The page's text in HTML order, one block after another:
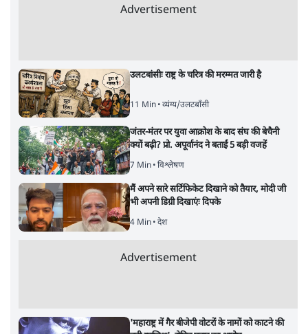
Advertisement
उलटबांसीः राष्ट्र के चरित्र की मरम्मत जारी है
11 Min• व्यंग्य/उलटबाँसी
जंतर-मंतर पर युवा आक्रोश के बाद संघ की बेचैनी
क्यों बढ़ी? प्रो. अपूर्वानंद ने बताईं 5 बड़ी वजहें
7 Min• विश्लेषण
मैं अपने सारे सर्टिफिकेट दिखाने को तैयार, मोदी जी
भी अपनी डिग्री दिखाएंः दिपके
4 Min• देश
Advertisement
'महाराष्ट्र में गैर बीजेपी वोटरों के नामों को काटने की